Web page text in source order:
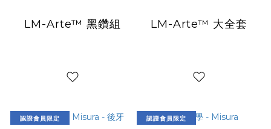
LM-Arte™ 黑鑽組 LM-Arte™ 大全套
認證會員限定 認證會員限定